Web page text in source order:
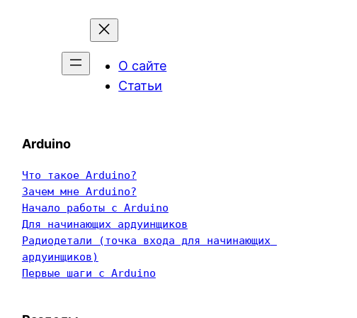
О сайте
Статьи
Arduino
Что такое Arduino?
Зачем мне Arduino?
Начало работы с Arduino
Для начинающих ардуинщиков
Радиодетали (точка входа для начинающих
ардуинщиков)
Первые шаги с Arduino